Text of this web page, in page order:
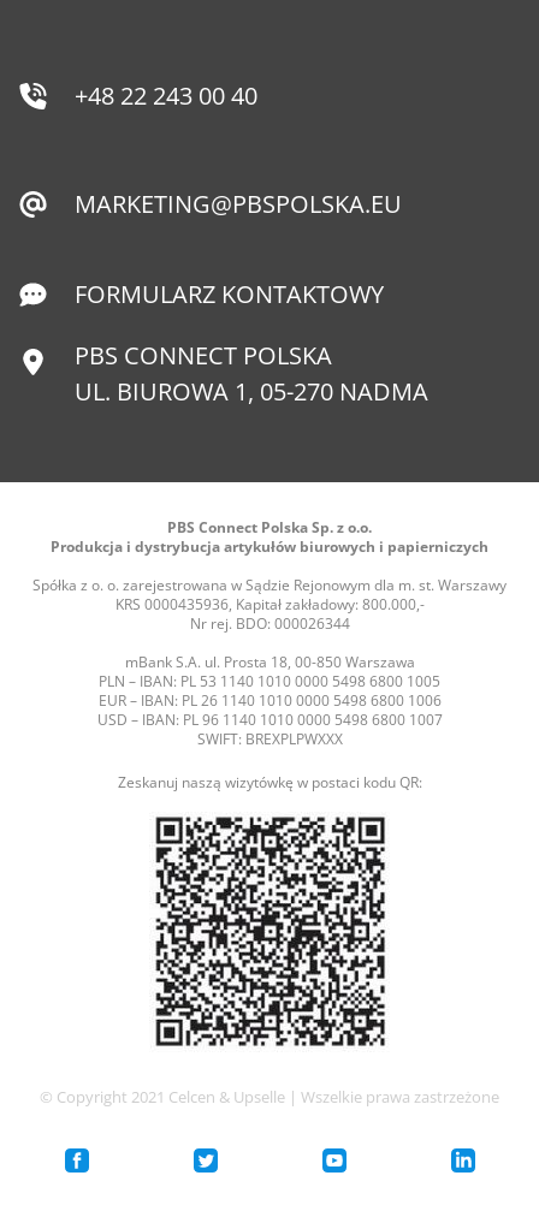
+48 22 243 00 40
MARKETING@PBSPOLSKA.EU
FORMULARZ KONTAKTOWY
PBS CONNECT POLSKA
UL. BIUROWA 1, 05-270 NADMA
PBS Connect Polska Sp. z o.o.
Produkcja i dystrybucja artykułów biurowych i papierniczych
Spółka z o. o. zarejestrowana w Sądzie Rejonowym dla m. st. Warszawy
KRS 0000435936, Kapitał zakładowy: 800.000,-
Nr rej. BDO: 000026344
mBank S.A. ul. Prosta 18, 00-850 Warszawa
PLN – IBAN: PL 53 1140 1010 0000 5498 6800 1005
EUR – IBAN: PL 26 1140 1010 0000 5498 6800 1006
USD – IBAN: PL 96 1140 1010 0000 5498 6800 1007
SWIFT: BREXPLPWXXX
Zeskanuj naszą wizytówkę w postaci kodu QR:
© Copyright 2021 Celcen & Upselle | Wszelkie prawa zastrzeżone